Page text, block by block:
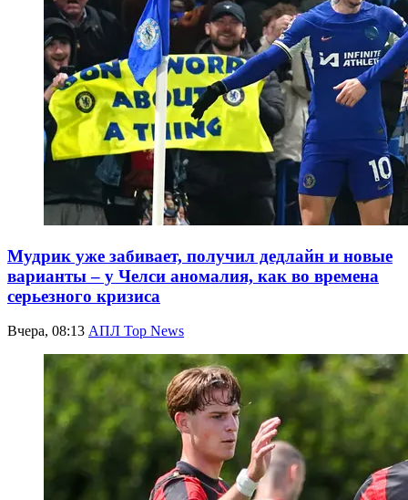
Мудрик уже забивает, получил дедлайн и новые
варианты – у Челси аномалия, как во времена
серьезного кризиса
Вчера, 08:13 АПЛ Top News